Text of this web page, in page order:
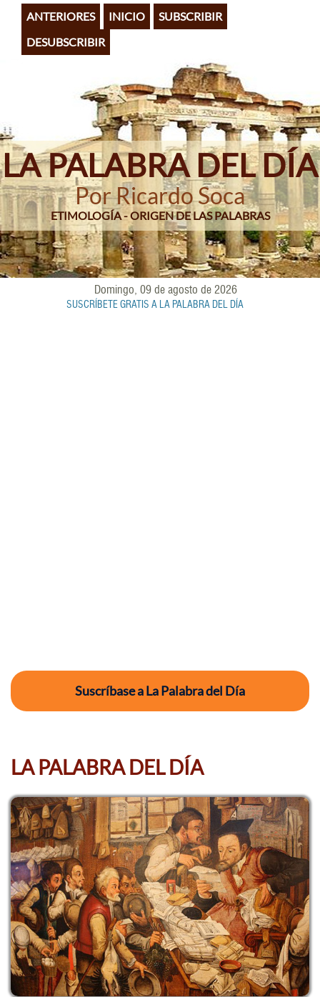
Pasar
contenido
principal
ANTERIORES INICIO
SUBSCRIBIR
DESUBSCRIBIR
LA PALABRA DEL DÍA
Por Ricardo Soca
ETIMOLOGÍA - ORIGEN DE LAS PALABRAS
Domingo, 09 de agosto de 2026
SUSCRÍBETE GRATIS A LA PALABRA DEL DÍA
Suscríbase a La Palabra del Día
LA PALABRA DEL DÍA